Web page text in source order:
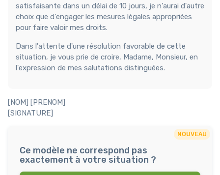
satisfaisante dans un délai de 10 jours, je n'aurai d'autre
choix que d'engager les mesures légales appropriées
pour faire valoir mes droits.
Dans l'attente d'une résolution favorable de cette
situation, je vous prie de croire, Madame, Monsieur, en
l'expression de mes salutations distinguées.
[NOM] [PRENOM]
[SIGNATURE]
NOUVEAU
Ce modèle ne correspond pas
exactement à votre situation ?